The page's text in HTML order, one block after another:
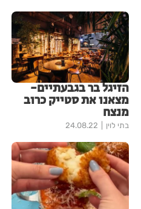
הזיגל בר בגבעתיים-
מצאנו את סטייק כרוב
מנצח
בתי לוין 24.08.22